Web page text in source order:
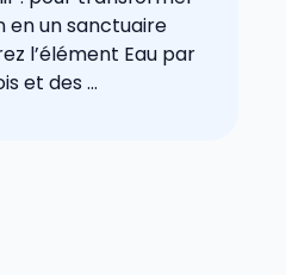
en un sanctuaire
l’élément Eau par
et des ...